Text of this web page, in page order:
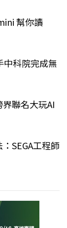
幫你讀
中科院完成無
聯名大玩AI
SEGA工程師